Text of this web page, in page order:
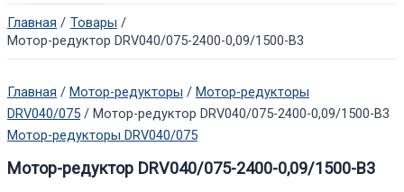
Главная
Товары
Мотор-редуктор DRV040/075-2400-0,09/1500-В3
Главная / Мотор-редукторы / Мотор-редукторы
DRV040/075 / Мотор-редуктор DRV040/075-2400-0,09/1500-В3
Мотор-редукторы DRV040/075
Мотор-редуктор DRV040/075-2400-0,09/1500-В3